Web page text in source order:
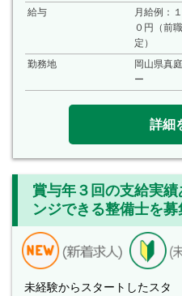
給与
月給例：
０円（前
定）
勤務地
岡山県真
ー
詳細
賞与年３回の支給実
ンジできる整備士を募
未経験からスタートしたスタ